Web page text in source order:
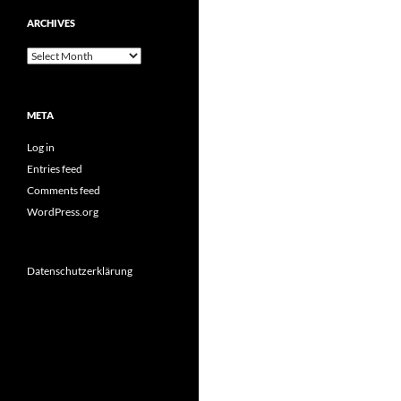
ARCHIVES
Archives
META
Log in
Entries feed
Comments feed
WordPress.org
Datenschutzerklärung